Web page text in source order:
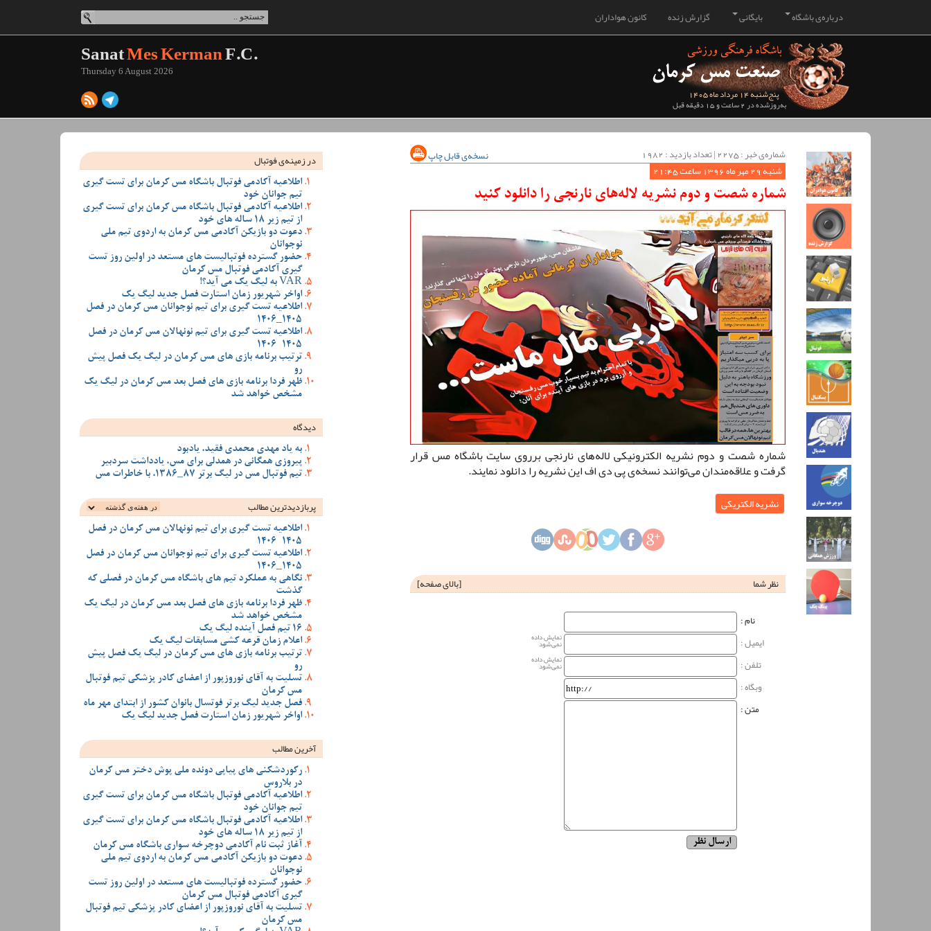
کانون هواداران گزارش زنده بایگانی درباره‌ی باشگاه
پنج‌شنبه 14 مرداد ماه 1405
به‌روزشده در 2 ساعت و 15 دقیقه قبل
SanatMes KermanF.C.
Thursday 6 August 2026
شماره‌ی خبر : ‌2275 | تعداد بازدید : 1982
نسخه‌ی قابل چاپ
شنبه 29 مهر ماه 1396 ساعت 21:45
شماره شصت و دوم نشریه لاله‌های نارنجی را دانلود کنید
شماره شصت و دوم نشریه الکترونیکی لاله‌های نارنجی برروی سایت باشگاه مس قرار
گرفت و علاقه‌مندان می‌توانند نسخه‌ی پی دی اف این نشریه را دانلود نمایند.
نشریه الکتریکی
نظر شما [بالای صفحه]
نام‌ :
ایمیل :
نمایش داده
نمی‌شود
تلفن : نمایش داده
نمی‌شود
وبگاه‌ :
متن :
در زمینه‌ی فوتبال
اطلاعیه آکادمی فوتبال باشگاه مس کرمان برای تست گیری
تیم جوانان خود
اطلاعیه آکادمی فوتبال باشگاه مس کرمان برای تست گیری
از تیم زیر 18 ساله های خود
دعوت دو بازیکن آکادمی مس کرمان به اردوی تیم ملی
نوجوانان
حضور گسترده فوتبالیست های مستعد در اولین روز تست
گیری آکادمی فوتبال مس کرمان
VAR به لیگ یک می آید؟!
اواخر شهریور زمان استارت فصل جدید لیگ یک
اطلاعیه تست گیری برای تیم نوجوانان مس کرمان در فصل
1405_1406
اطلاعیه تست گیری برای تیم نونهالان مس کرمان در فصل
1405-1406
ترتیب برنامه بازی های مس کرمان در لیگ یک فصل پیش
رو
ظهر فردا برنامه بازی های فصل بعد مس کرمان در لیگ یک
مشخص خواهد شد
دیدگاه
به یاد مهدی محمدی فقید، یادبود
پیروزی همگانی در همدلی برای مس، یادداشت سردبیر
تیم فوتبال مس در لیگ برتر 87_1386، با خاطرات مس
پربازدیدترین‌ مطالب
اطلاعیه تست گیری برای تیم نونهالان مس کرمان در فصل
1405-1406
اطلاعیه تست گیری برای تیم نوجوانان مس کرمان در فصل
1405_1406
نگاهی به عملکرد تیم های باشگاه مس کرمان در فصلی که
گذشت
ظهر فردا برنامه بازی های فصل بعد مس کرمان در لیگ یک
مشخص خواهد شد
16 تیم فصل آینده لیگ یک
اعلام زمان قرعه کشی مسابقات لیگ یک
ترتیب برنامه بازی های مس کرمان در لیگ یک فصل پیش
رو
تسلیت به آقای نوروزپور از اعضای کادر پزشکی تیم فوتبال
مس کرمان
فصل جدید لیگ برتر فوتسال بانوان کشور از ابتدای مهر ماه
اواخر شهریور زمان استارت فصل جدید لیگ یک
آخرین مطالب
رکوردشکنی های پیاپی دونده ملی پوش دختر مس کرمان
در بلاروس
اطلاعیه آکادمی فوتبال باشگاه مس کرمان برای تست گیری
تیم جوانان خود
اطلاعیه آکادمی فوتبال باشگاه مس کرمان برای تست گیری
از تیم زیر 18 ساله های خود
آغاز ثبت نام آکادمی دوچرخه سواری باشگاه مس کرمان
دعوت دو بازیکن آکادمی مس کرمان به اردوی تیم ملی
نوجوانان
حضور گسترده فوتبالیست های مستعد در اولین روز تست
گیری آکادمی فوتبال مس کرمان
تسلیت به آقای نوروزپور از اعضای کادر پزشکی تیم فوتبال
مس کرمان